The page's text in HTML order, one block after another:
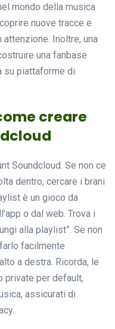
mondo della musica
nuove tracce e
Inoltre, una
una fanbase
su piattaforme di
creare
Soundcloud. Se non ce
dentro, cercare i brani
è un gioco da
o dal web. Trova i
alla playlist”. Se non
facilmente
a destra. Ricorda, le
private per default,
assicurati di